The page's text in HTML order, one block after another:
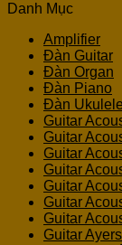
Danh Mục
Amplifier
Đàn Guitar
Đàn Organ
Đàn Piano
Đàn Ukulele
Guitar
Guitar
Guitar
Guitar
Guitar
Guitar
Guitar
Guitar Ayers